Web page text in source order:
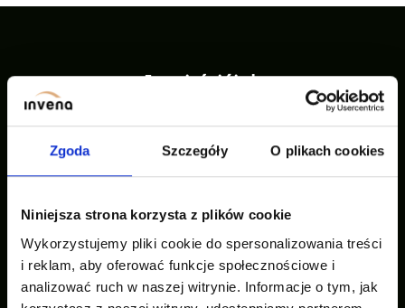
Zgoda Szczegóły O plikach cookies
Niniejsza strona korzysta z plików cookie
Wykorzystujemy pliki cookie do spersonalizowania treści
i reklam, aby oferować funkcje społecznościowe i
analizować ruch w naszej witrynie. Informacje o tym, jak
Inspirációink